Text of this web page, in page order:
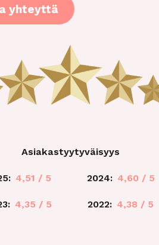
yhteyttä
Asiakastyytyväisyys
4,51 / 5 2024: 4,60 / 5
4,35 / 5 2022: 4,38 / 5